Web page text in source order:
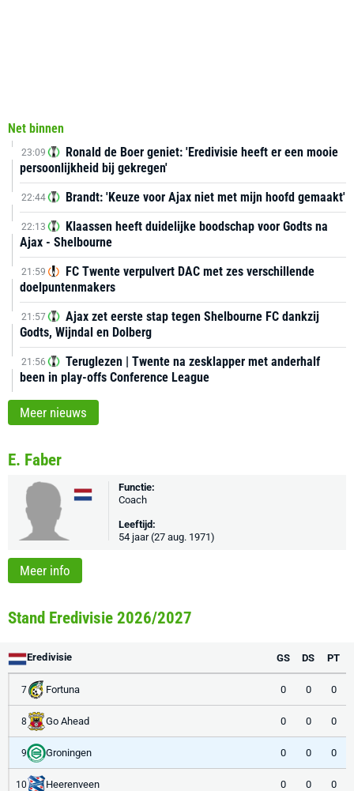
Net binnen
23:09
Ronald de Boer geniet: 'Eredivisie heeft er een mooie
persoonlijkheid bij gekregen'
22:44 Brandt: 'Keuze voor Ajax niet met mijn hoofd gemaakt'
22:13
Klaassen heeft duidelijke boodschap voor Godts na
Ajax - Shelbourne
21:59
FC Twente verpulvert DAC met zes verschillende
doelpuntenmakers
21:57
Ajax zet eerste stap tegen Shelbourne FC dankzij
Godts, Wijndal en Dolberg
21:56
Teruglezen | Twente na zesklapper met anderhalf
been in play-offs Conference League
Meer nieuws
E. Faber
Functie:
Coach
Leeftijd:
54 jaar (27 aug. 1971)
Meer info
Stand Eredivisie 2026/2027
Eredivisie GS DS PT
7 Fortuna 0 0 0
8 Go Ahead 0 0 0
9 Groningen 0 0 0
10 Heerenveen 0 0 0